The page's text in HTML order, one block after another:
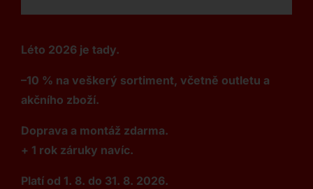
Léto 2026 je tady.
–10 % na veškerý sortiment, včetně outletu a
akčního zboží.
Doprava a montáž zdarma.
+ 1 rok záruky navíc.
Platí od 1. 8. do 31. 8. 2026.